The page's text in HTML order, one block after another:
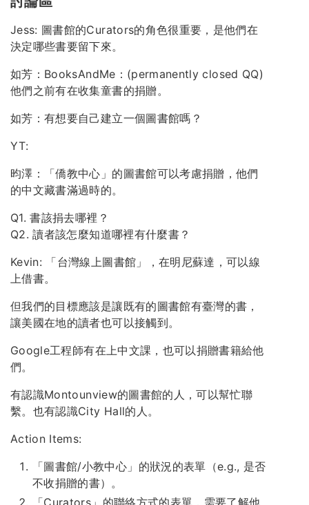
Jess: 圖書館的Curators的角色很重要，是他們在
決定哪些書要留下來。
如芳：BooksAndMe：(permanently closed QQ)
他們之前有在收集童書的捐贈。
如芳：有想要自己建立一個圖書館嗎？
YT:
昀澤：「僑教中心」的圖書館可以考慮捐贈，他們
的中文藏書滿過時的。
Q1. 書該捐去哪裡？
Q2. 讀者該怎麼知道哪裡有什麼書？
Kevin: 「台灣線上圖書館」，在明尼蘇達，可以線
上借書。
但我們的目標應該是讓既有的圖書館有臺灣的書，
讓美國在地的讀者也可以接觸到。
Google工程師有在上中文課，也可以捐贈書籍給他
們。
有認識Montounview的圖書館的人，可以幫忙聯
繫。也有認識City Hall的人。
Action Items:
「圖書館/小教中心」的狀況的表單（e.g., 是否
不收捐贈的書）。
「Curators」的聯絡方式的表單，需要了解他